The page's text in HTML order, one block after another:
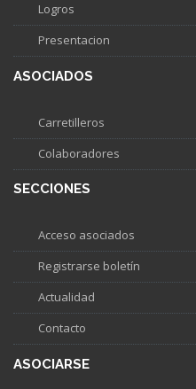
Logros
Presentacion
ASOCIADOS
Carretilleros
Colaboradores
SECCIONES
Acceso asociados
Registrarse boletín
Actualidad
Contacto
ASOCIARSE